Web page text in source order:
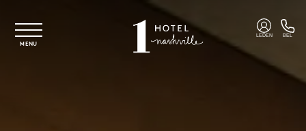
Overslaan naar hoofdinhoud
MENU
LEDEN BEL